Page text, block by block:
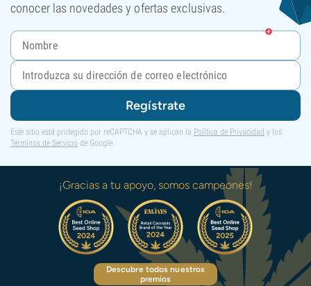
conocer las novedades y ofertas exclusivas.
Regístrate
Este sitio está protegido por reCAPTCHA y se aplican la Política de Privacidad y los
Términos de Servicio de Google.
¡Gracias a tu apoyo, somos campeones!
Descubre todos nuestros
premios